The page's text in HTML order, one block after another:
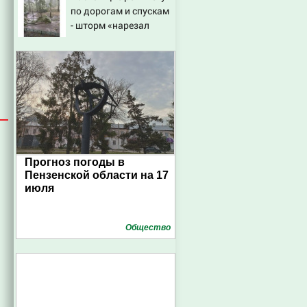
по дорогам и спускам
- шторм «нарезал
службам Сызрани
Прогноз погоды в
Пензенской области на 17
июля
Общество